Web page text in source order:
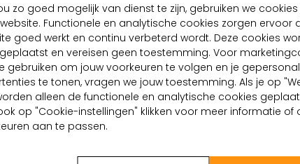
zo goed mogelijk van dienst te zijn, gebruiken we
Functionele en analytische cookies zorgen ervoor
goed werkt en continu verbeterd wordt. Deze cookies
en vereisen geen toestemming. Voor
gebruiken om jouw voorkeuren te volgen en je
te tonen, vragen we jouw toestemming. Als je op
alleen de functionele en analytische cookies
op "Cookie-instellingen" klikken voor meer informatie of
aan te passen.
€ 87,99
UNISA
Ballerina's
€ 119,99 € 59,99